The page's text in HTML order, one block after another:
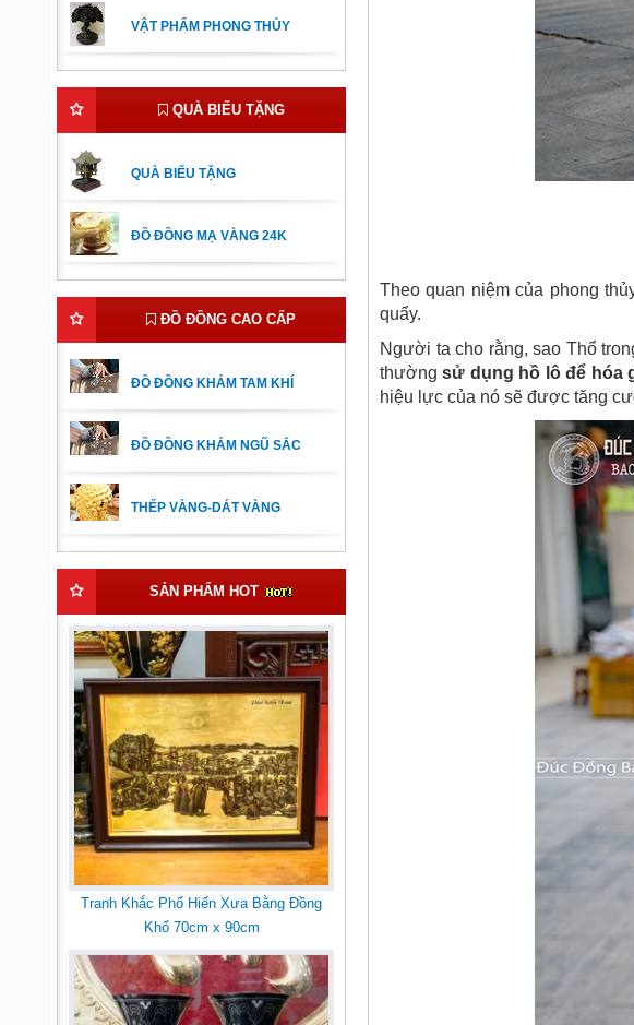
VẬT PHẨM PHONG THỦY
QUÀ BIẾU TẶNG
QUÀ BIẾU TẶNG
ĐỒ ĐỒNG MẠ VÀNG 24K
ĐỒ ĐỒNG CAO CẤP
ĐỒ ĐỒNG KHẢM TAM KHÍ
ĐỒ ĐỒNG KHẢM NGŨ SẮC
THẾP VÀNG-DÁT VÀNG
SẢN PHẨM HOT
Tranh Khắc Phố Hiến Xưa Bằng Đồng
Khổ 70cm x 90cm
Theo quan niệm của phong
quẩy.
Người ta cho rằng, sao Thổ
thườngsử dụng hồ lô để hóa
hiệu lực của nó sẽ được tăng